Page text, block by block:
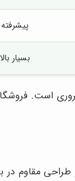
پیشرفته
بسیار بالا
است.
و طراحی